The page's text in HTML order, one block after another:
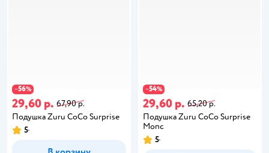
−56%
29,60 р. 67,90 р.
Подушка Zuru CoCo Surprise
5
−54%
29,60 р. 65,20 р.
Подушка Zuru CoCo Surprise
Мопс
5